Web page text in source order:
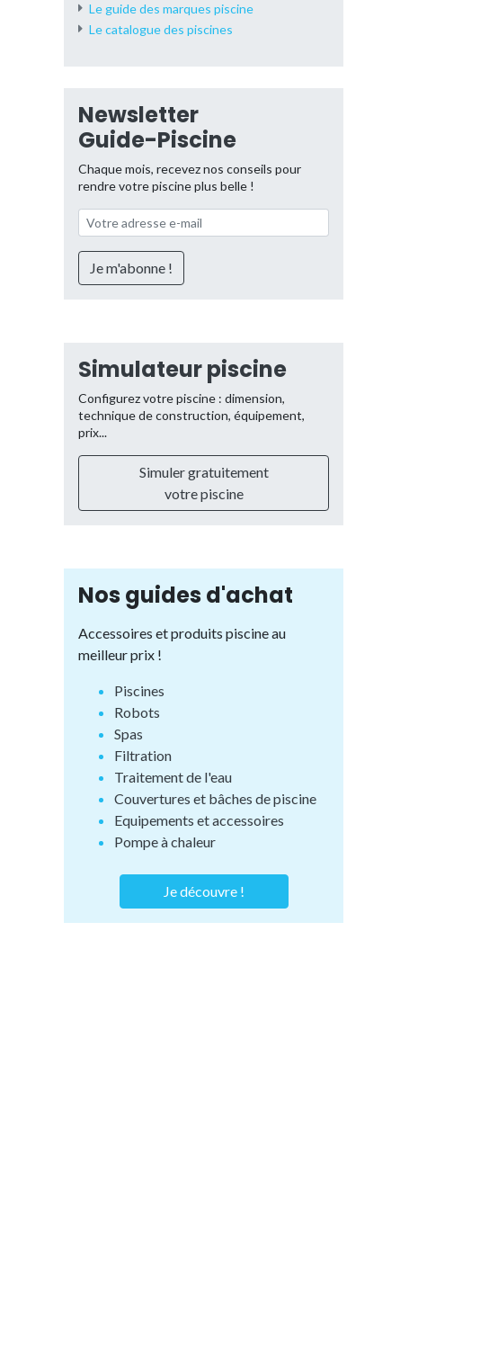
Le guide des marques piscine
Le catalogue des piscines
Newsletter
Guide-Piscine
Chaque mois, recevez nos conseils pour
rendre votre piscine plus belle !
Simulateur piscine
Configurez votre piscine : dimension,
technique de construction, équipement,
prix...
Simuler gratuitement
votre piscine
Nos guides d'achat
Accessoires et produits piscine au
meilleur prix !
Piscines
Robots
Spas
Filtration
Traitement de l'eau
Couvertures et bâches de piscine
Equipements et accessoires
Pompe à chaleur
Je découvre !